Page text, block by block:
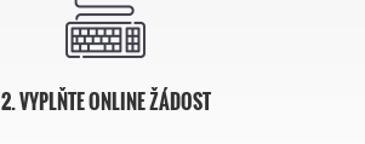
2. VYPLŇTE ONLINE ŽÁDOST